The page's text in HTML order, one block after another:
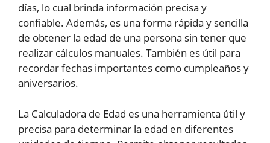
días, lo cual brinda información precisa y
confiable. Además, es una forma rápida y sencilla
de obtener la edad de una persona sin tener que
realizar cálculos manuales. También es útil para
recordar fechas importantes como cumpleaños y
aniversarios.
La Calculadora de Edad es una herramienta útil y
precisa para determinar la edad en diferentes